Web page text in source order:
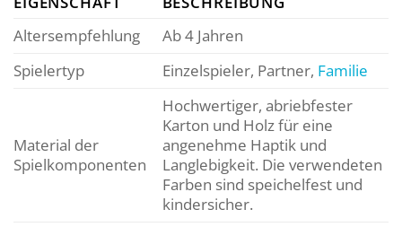
Altersempfehlung
Ab 4 Jahren
Spielertyp
Einzelspieler, Partner, Familie
Material der
Spielkomponenten
Hochwertiger, abriebfester
Karton und Holz für eine
angenehme Haptik und
Langlebigkeit. Die verwendeten
Farben sind speichelfest und
kindersicher.